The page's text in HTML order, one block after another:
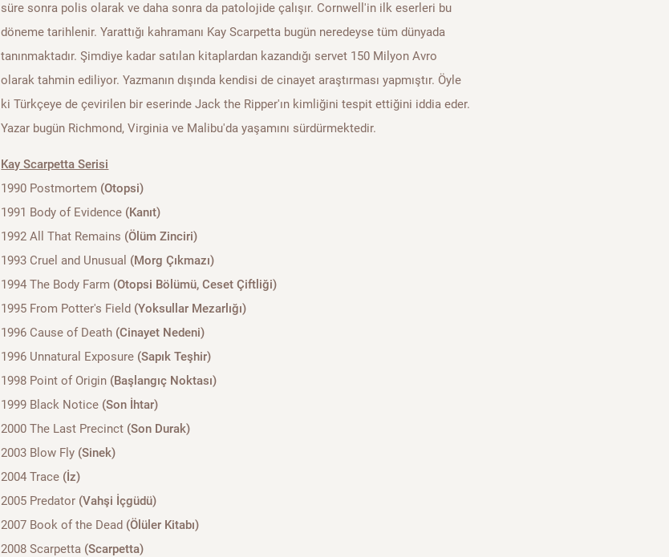
süre sonra polis olarak ve daha sonra da patolojide çalışır. Cornwell'in ilk eserleri bu
döneme tarihlenir. Yarattığı kahramanı Kay Scarpetta bugün neredeyse tüm dünyada
tanınmaktadır. Şimdiye kadar satılan kitaplardan kazandığı servet 150 Milyon Avro
olarak tahmin ediliyor. Yazmanın dışında kendisi de cinayet araştırması yapmıştır. Öyle
ki Türkçeye de çevirilen bir eserinde Jack the Ripper'ın kimliğini tespit ettiğini iddia eder.
Yazar bugün Richmond, Virginia ve Malibu'da yaşamını sürdürmektedir.
Kay Scarpetta Serisi
1990 Postmortem (Otopsi)
1991 Body of Evidence (Kanıt)
1992 All That Remains (Ölüm Zinciri)
1993 Cruel and Unusual (Morg Çıkmazı)
1994 The Body Farm (Otopsi Bölümü, Ceset Çiftliği)
1995 From Potter's Field (Yoksullar Mezarlığı)
1996 Cause of Death (Cinayet Nedeni)
1996 Unnatural Exposure (Sapık Teşhir)
1998 Point of Origin (Başlangıç Noktası)
1999 Black Notice (Son İhtar)
2000 The Last Precinct (Son Durak)
2003 Blow Fly (Sinek)
2004 Trace (İz)
2005 Predator (Vahşi İçgüdü)
2007 Book of the Dead (Ölüler Kitabı)
2008 Scarpetta (Scarpetta)